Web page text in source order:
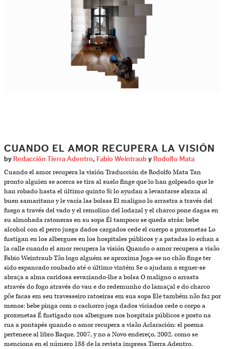
CUANDO EL AMOR RECUPERA LA VISIÓN
by Redacción Tierra Adentro, Fabio Weintraub y Rodolfo Mata
Cuando el amor recupera la visión Traducción de Rodolfo Mata Tan
pronto alguien se acerca se tira al suelo finge que lo han golpeado que le
han robado hasta el último quinto Si lo ayudan a levantarse abraza al
buen samaritano y le vacía las bolsas El maligno lo arrastra a través del
fuego a través del vado y el remolino del lodazal y el charco pone dagas en
su almohada ratoneras en su sopa Él tampoco se queda atrás: bebe
alcohol con el perro juega dados cargados cede el cuerpo a proxenetas Lo
fustigan en los albergues en los hospitales públicos y a patadas lo echan a
la calle cuando el amor recupera la visión Quando o amor recupera a visão
Fabio Weintraub Tão logo alguém se aproxima Joga-se no chão finge ter
sido espancado roubado até o último vintém Se o ajudam a erguer-se
abraça a alma caridosa esvaziando-lhe a bolsa O maligno o arrasta
através do fogo através do vau e do redemunho do lamaçal e do charco
põe facas em seu travesseiro ratoeiras em sua sopa Ele também não faz por
menos: bebe pinga com o cachorro joga dados viciados cede o corpo a
proxenetas É fustigado nos albergues nos hospitais públicos e posto na
rua a pontapés quando o amor recupera a visão Aclaración: el poema
pertenece al libro Baque, 2007, y no a Novo endereço, 2002, como se
menciona en el número 188 de la revista impresa Tierra Adentro.